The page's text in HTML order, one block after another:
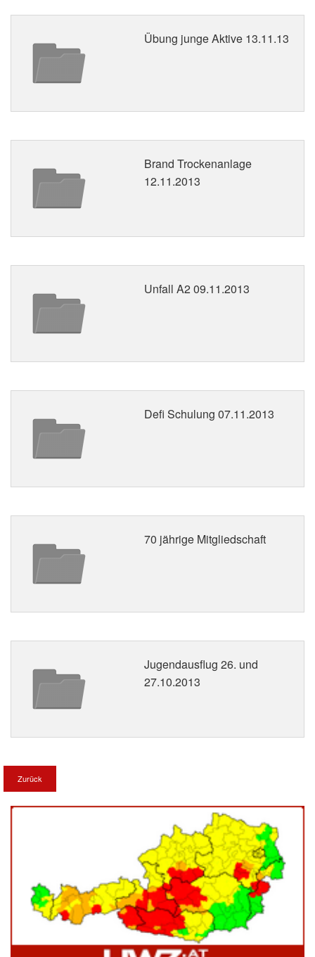
Übung junge Aktive 13.11.13
Brand Trockenanlage
12.11.2013
Unfall A2 09.11.2013
Defi Schulung 07.11.2013
70 jährige Mitgliedschaft
Jugendausflug 26. und
27.10.2013
Zurück